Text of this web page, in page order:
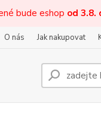
bude eshop od 3.8.
O nás Jak nakupovat